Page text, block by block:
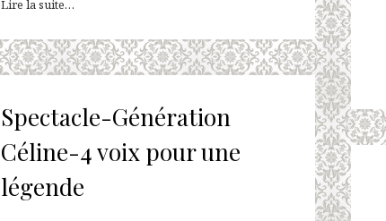
Lire la suite…
Spectacle-Génération
Céline-4 voix pour une
légende